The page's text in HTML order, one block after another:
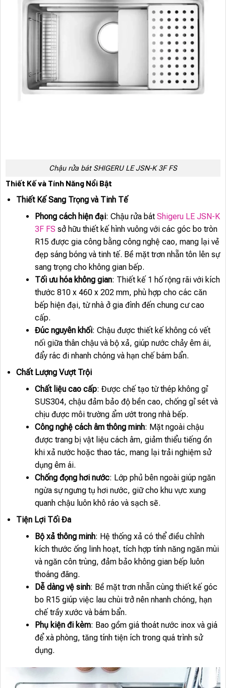
Chậu rửa bát SHIGERU LE JSN-K 3F FS
Thiết Kế và Tính Năng Nổi Bật
Thiết Kế Sang Trọng và Tinh Tế
Phong cách hiện đại: Chậu rửa bátShigeru LE JSN-K
3F FS sở hữu thiết kế hình vuông với các góc bo tròn
R15 được gia công bằng công nghệ cao, mang lại vẻ
đẹp sáng bóng và tinh tế. Bề mặt trơn nhẵn tôn lên sự
sang trọng cho không gian bếp.
Tối ưu hóa không gian: Thiết kế 1 hố rộng rãi với kích
thước 810 x 460 x 202 mm, phù hợp cho các căn
bếp hiện đại, từ nhà ở gia đình đến chung cư cao
cấp.
Đúc nguyên khối: Chậu được thiết kế không có vết
nối giữa thân chậu và bộ xả, giúp nước chảy êm ái,
đẩy rác đi nhanh chóng và hạn chế bám bẩn.
Chất Lượng Vượt Trội
Chất liệu cao cấp: Được chế tạo từ thép không gỉ
SUS304, chậu đảm bảo độ bền cao, chống gỉ sét và
chịu được môi trường ẩm ướt trong nhà bếp.
Công nghệ cách âm thông minh: Mặt ngoài chậu
được trang bị vật liệu cách âm, giảm thiểu tiếng ồn
khi xả nước hoặc thao tác, mang lại trải nghiệm sử
dụng êm ái.
Chống đọng hơi nước: Lớp phủ bên ngoài giúp ngăn
ngừa sự ngưng tụ hơi nước, giữ cho khu vực xung
quanh chậu luôn khô ráo và sạch sẽ.
Tiện Lợi Tối Đa
Bộ xả thông minh: Hệ thống xả có thể điều chỉnh
kích thước ống linh hoạt, tích hợp tính năng ngăn mùi
và ngăn côn trùng, đảm bảo không gian bếp luôn
thoáng đãng.
Dễ dàng vệ sinh: Bề mặt trơn nhẵn cùng thiết kế góc
bo R15 giúp việc lau chùi trở nên nhanh chóng, hạn
chế trầy xước và bám bẩn.
Phụ kiện đi kèm: Bao gồm giá thoát nước inox và giá
để xà phòng, tăng tính tiện ích trong quá trình sử
dụng.